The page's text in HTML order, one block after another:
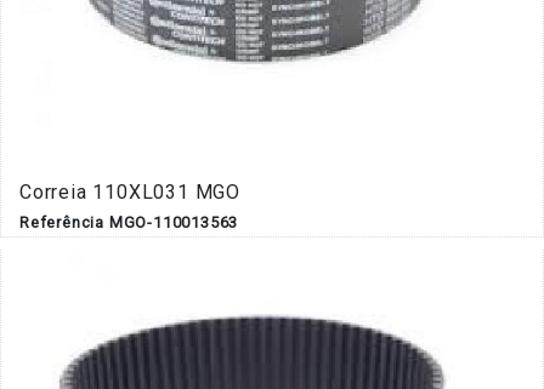
Correia 110XL031 MGO
Referência MGO-110013563